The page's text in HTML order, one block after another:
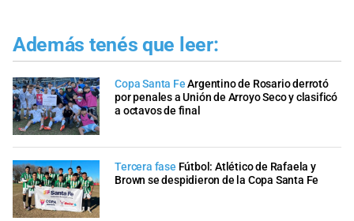
Además tenés que leer:
Copa Santa Fe Argentino de Rosario derrotó
por penales a Unión de Arroyo Seco y clasificó
a octavos de final
Tercera fase Fútbol: Atlético de Rafaela y
Brown se despidieron de la Copa Santa Fe